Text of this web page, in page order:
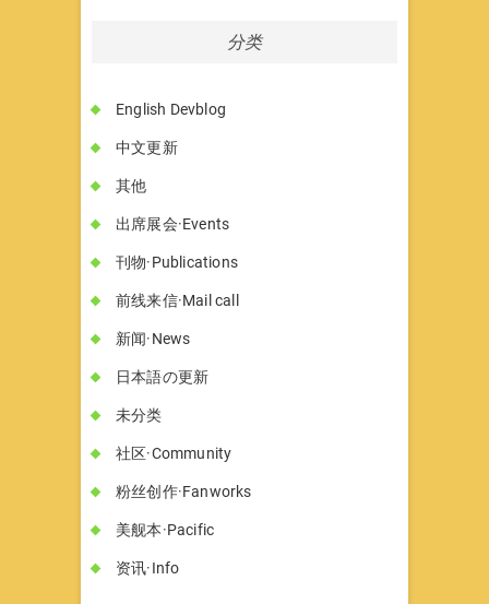
分类
English Devblog
中文更新
其他
出席展会·Events
刊物·Publications
前线来信·Mail call
新闻·News
日本語の更新
未分类
社区·Community
粉丝创作·Fanworks
美舰本·Pacific
资讯·Info